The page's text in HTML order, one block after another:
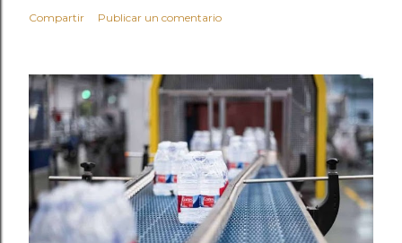
Compartir Publicar un comentario